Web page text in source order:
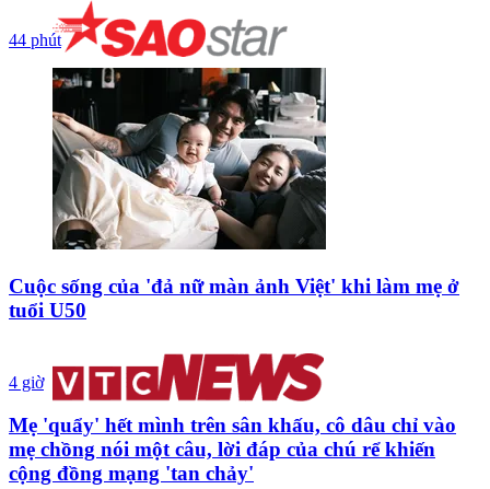
44 phút
Cuộc sống của 'đả nữ màn ảnh Việt' khi làm mẹ ở
tuổi U50
4 giờ
Mẹ 'quẩy' hết mình trên sân khấu, cô dâu chỉ vào
mẹ chồng nói một câu, lời đáp của chú rể khiến
cộng đồng mạng 'tan chảy'